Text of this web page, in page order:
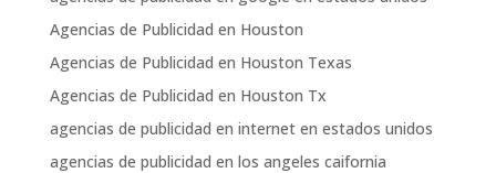
Agencias de Publicidad en Houston
Agencias de Publicidad en Houston Texas
Agencias de Publicidad en Houston Tx
agencias de publicidad en internet en estados unidos
agencias de publicidad en los angeles caifornia